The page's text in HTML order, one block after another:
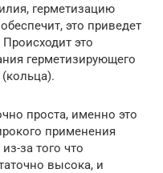
герметизацию
это приведет
это
герметизирующего
проста, именно это
применения
за того что
высока, и